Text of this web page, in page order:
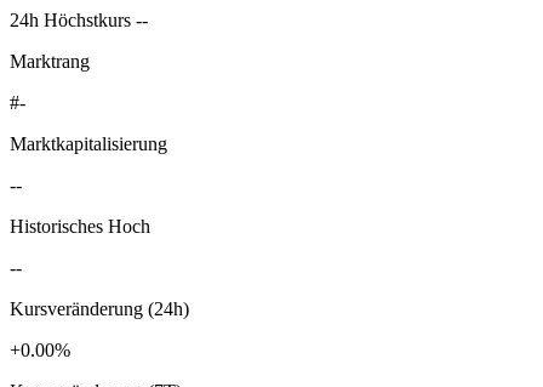
24h Höchstkurs --
Marktrang
#-
Marktkapitalisierung
--
Historisches Hoch
--
Kursveränderung (24h)
+0.00%